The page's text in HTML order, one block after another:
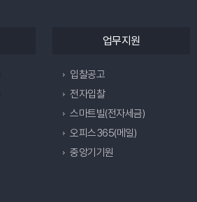
업무지원
입찰공고
전자입찰
스마트빌(전자세금)
오피스365(메일)
중앙기기원